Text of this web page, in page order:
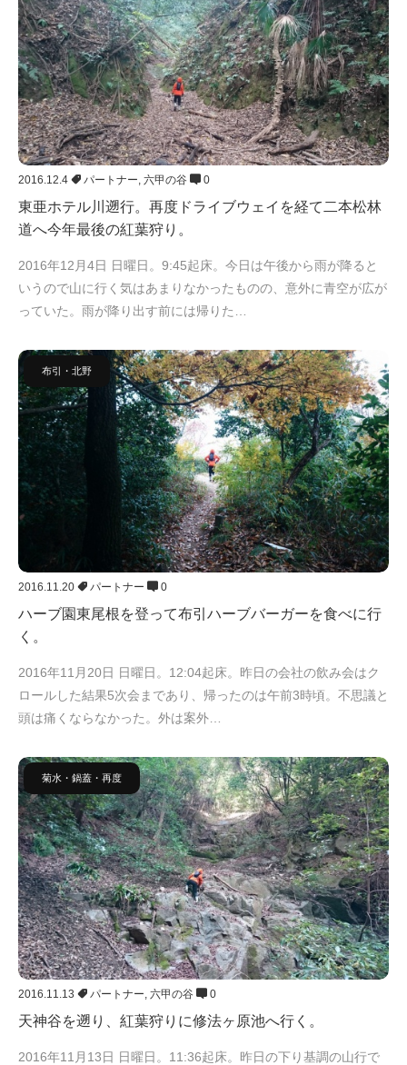
2016.12.4 パートナー, 六甲の谷 0
東亜ホテル川遡行。再度ドライブウェイを経て二本松林
道へ今年最後の紅葉狩り。
2016年12月4日 日曜日。9:45起床。今日は午後から雨が降ると
いうので山に行く気はあまりなかったものの、意外に青空が広が
っていた。雨が降り出す前には帰りた…
布引・北野
2016.11.20 パートナー 0
ハーブ園東尾根を登って布引ハーブバーガーを食べに行
く。
2016年11月20日 日曜日。12:04起床。昨日の会社の飲み会はク
ロールした結果5次会まであり、帰ったのは午前3時頃。不思議と
頭は痛くならなかった。外は案外…
菊水・鍋蓋・再度
2016.11.13 パートナー 六甲の谷 0
天神谷を遡り、紅葉狩りに修法ヶ原池へ行く。
2016年11月13日 日曜日。11:36起床。昨日の下り基調の山行で